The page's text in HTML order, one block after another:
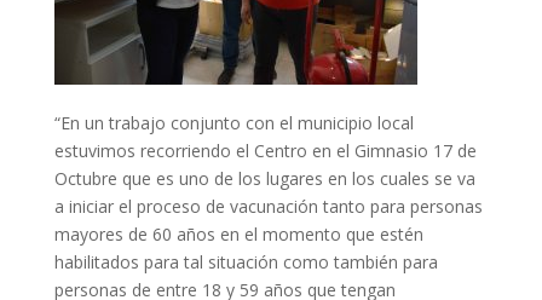
“En un trabajo conjunto con el municipio local
estuvimos recorriendo el Centro en el Gimnasio 17 de
Octubre que es uno de los lugares en los cuales se va
a iniciar el proceso de vacunación tanto para personas
mayores de 60 años en el momento que estén
habilitados para tal situación como también para
personas de entre 18 y 59 años que tengan